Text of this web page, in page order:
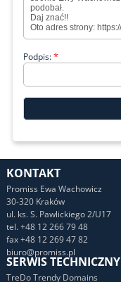
Podpis:*
KONTAKT
Promiss Ewa Wachowicz
30-320 Kraków
ul. ks. S. Pawlickiego 2/U17
tel. +48 12 266 79 48
fax +48 12 269 47 82
biuro@promiss.pl
SERWIS TECHNICZNY
TreDo Trendy Domains